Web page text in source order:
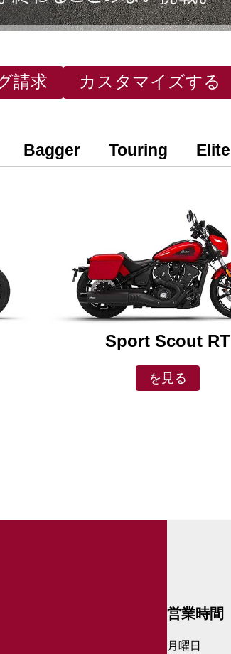
請求 カスタマイズする
Bagger Touring Elite
Sport Scout RT
を見る
営業時間
月曜日